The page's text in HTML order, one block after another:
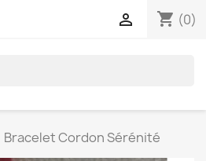
shopping_cart (0)

Bracelet Cordon Sérénité